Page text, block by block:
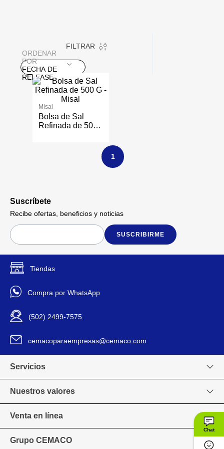
FILTRAR
ORDENAR
POR
FECHA DE
RELEASE
Misal
Bolsa de Sal
Refinada de 500
1
Suscríbete
Recibe ofertas, beneficios y noticias
SUSCRIBIRME
Tiendas
Compra por WhatsApp
(502) 2499-7575
cemacoparaempresas@cemaco.com
Servicios
Nuestros valores
Venta en línea
Grupo CEMACO
Chat